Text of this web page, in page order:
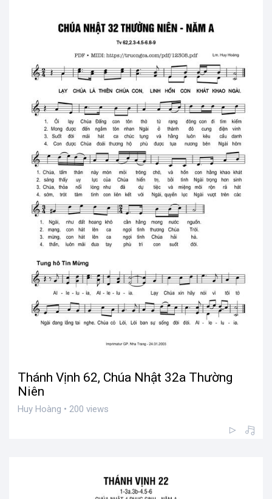
Thánh Vịnh 62, Chúa Nhật 32a Thường
Niên
Huy Hoàng • 200 views